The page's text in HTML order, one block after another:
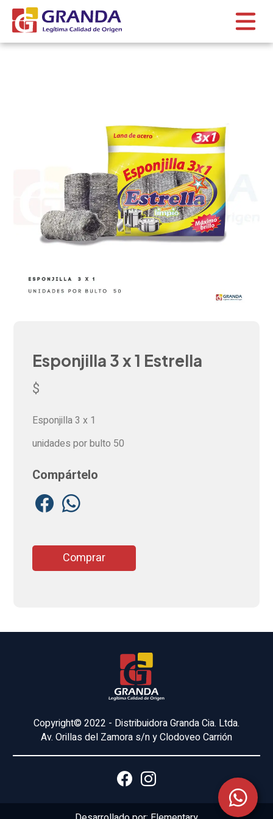
Esponjilla 3 x 1 Estrella
$
Esponjilla 3 x 1
unidades por bulto 50
Compártelo
Comprar
Copyright© 2022 - Distribuidora Granda Cia. Ltda.
Av. Orillas del Zamora s/n y Clodoveo Carrión